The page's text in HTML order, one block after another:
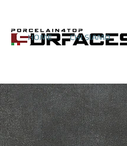
HOME CHI SIAMO